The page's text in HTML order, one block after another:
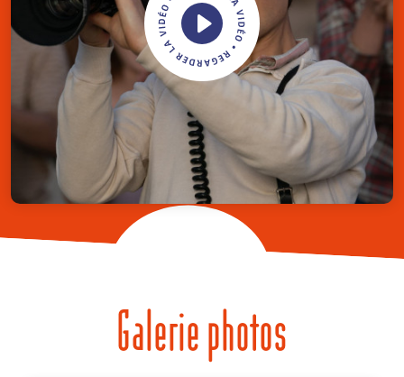
Galerie photos